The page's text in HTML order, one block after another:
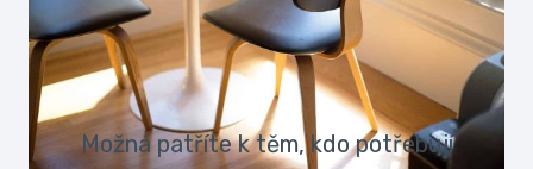
Možná patříte k těm, kdo potřebují